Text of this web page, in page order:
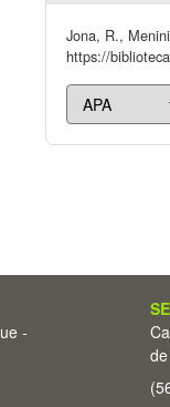
Jona, R.,
https://
-